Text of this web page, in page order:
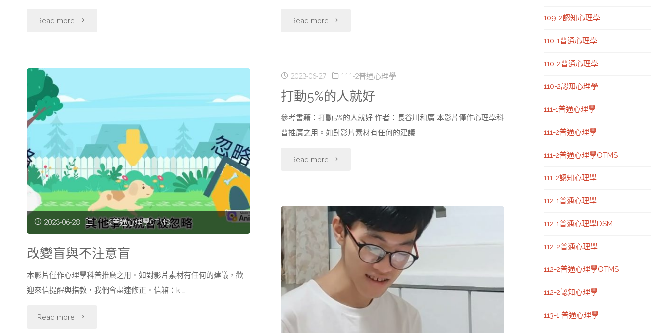
Read more "虛 Read more "從
2023-06-28 111-2普通心理學OTMS
改變盲與不注意盲
本影片僅作心理學科普推廣之用。如對影片素材有任何的建議，歡
迎來信提醒與指教，我們會盡速修正。信箱：k …
Read more "改
2023-06-27 111-2普通心理學
打動5%的人就好
參考書籍：打動5%的人就好 作者：長谷川和廣 本影片僅作心理學科
普推廣之用。如對影片素材有任何的建議 …
Read more "打
的
人
就
好"
109-2認知心理學
110-1普通心理學
110-2普通心理學
110-2認知心理學
111-1普通心理學
111-2普通心理學
111-2普通心理學OTMS
111-2認知心理學
112-1普通心理學
112-1普通心理學DSM
112-2普通心理學
112-2普通心理學OTMS
112-2認知心理學
113-1 普通心理學